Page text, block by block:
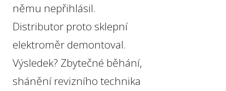
němu nepřihlásil.
Distributor proto sklepní
elektroměr demontoval.
Výsledek? Zbytečné běhání,
shánění revizního technika